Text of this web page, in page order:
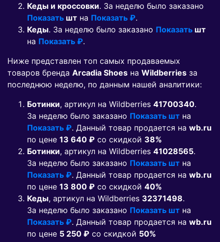
Кеды и кроссовки. За неделю было заказано
Показать шт на Показать ₽.
Кеды. За неделю было заказано Показать шт
на Показать ₽.
Ниже представлен топ самых продаваемых
товаров бренда Arcadia Shoes на Wildberries за
последнюю неделю, по данным нашей аналитики:
Ботинки, артикул на Wildberries 41700340.
За неделю было заказано Показать шт на
Показать ₽. Данный товар продается на wb.ru
по цене 13 640 ₽ co скидкой 38%
Ботинки, артикул на Wildberries 41028565.
За неделю было заказано Показать шт на
Показать ₽. Данный товар продается на wb.ru
по цене 13 800 ₽ co скидкой 40%
Кеды, артикул на Wildberries 32371498.
За неделю было заказано Показать шт на
Показать ₽. Данный товар продается на wb.ru
по цене 5 250 ₽ co скидкой 50%